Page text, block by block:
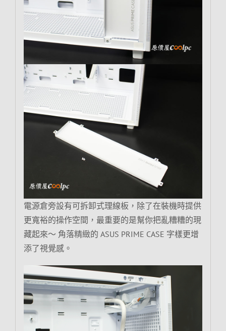
電源倉旁設有可拆卸式理線板，除了在裝機時提供
更寬裕的操作空間，最重要的是幫你把亂糟糟的現
藏起來～ 角落精緻的 ASUS PRIME CASE 字樣更增
添了視覺感。